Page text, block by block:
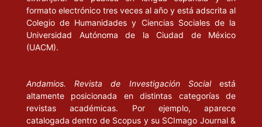
formato electrónico tres veces al año y está adscrita al
Colegio de Humanidades y Ciencias Sociales de la
Universidad Autónoma de la Ciudad de México
(UACM).
Andamios. Revista de Investigación Socialestá
altamente posicionada en distintas categorías de
revistas académicas. Por ejemplo, aparece
catalogada dentro de Scopus y su SCImago Journal &